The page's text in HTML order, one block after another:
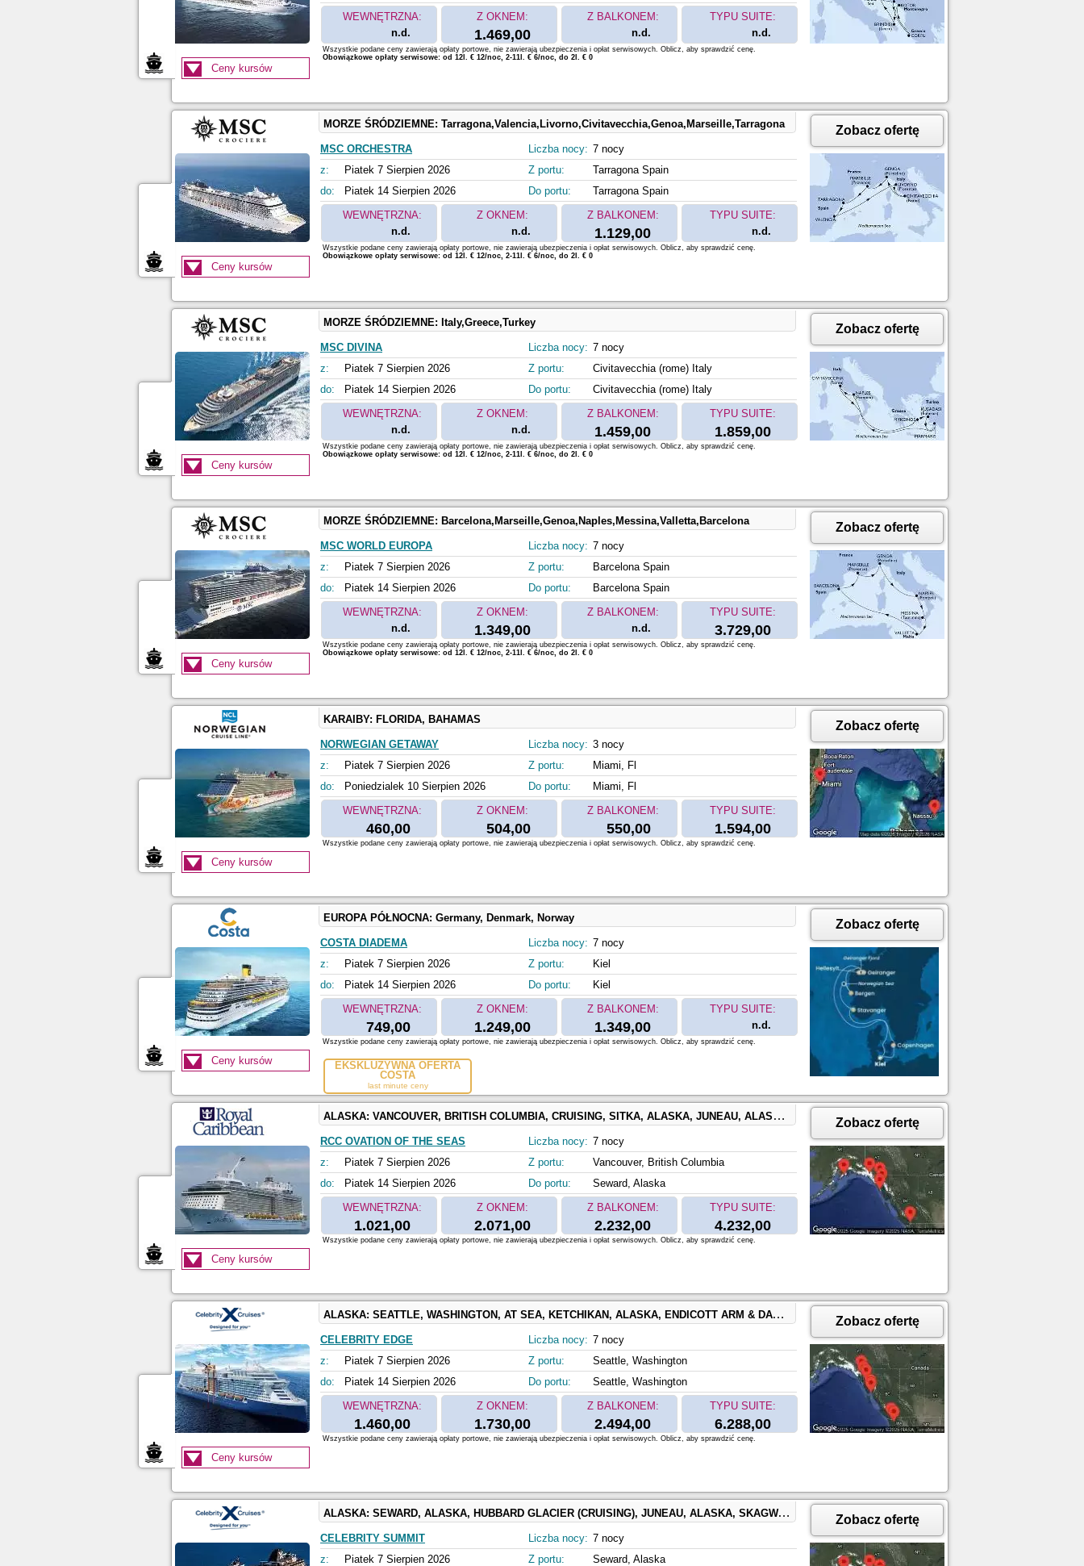
WEWNĘTRZNA:
n.d.
Z OKNEM:
1.469,00
Z BALKONEM:
n.d.
TYPU SUITE:
n.d.
Ceny kursów
Wszystkie podane ceny zawierają opłaty portowe, nie zawierają ubezpieczenia i opłat serwisowych. Oblicz, aby sprawdzić cenę.
Obowiązkowe opłaty serwisowe: od 12l. € 12/noc, 2-11l. € 6/noc, do 2l. € 0
MORZE ŚRÓDZIEMNE: Tarragona,Valencia,Livorno,Civitavecchia,Genoa,Marseille,Tarragona
MSC ORCHESTRA
z:
Piatek 7 Sierpien 2026
do:
Piatek 14 Sierpien 2026
Liczba nocy: 7 nocy
Z portu:
Tarragona Spain
Do portu:
Tarragona Spain
WEWNĘTRZNA:
n.d.
Z OKNEM:
n.d.
Z BALKONEM:
1.129,00
TYPU SUITE:
n.d.
Zobacz ofertę
Ceny kursów
Wszystkie podane ceny zawierają opłaty portowe, nie zawierają ubezpieczenia i opłat serwisowych. Oblicz, aby sprawdzić cenę.
Obowiązkowe opłaty serwisowe: od 12l. € 12/noc, 2-11l. € 6/noc, do 2l. € 0
MORZE ŚRÓDZIEMNE: Italy,Greece,Turkey
MSC DIVINA
z:
Piatek 7 Sierpien 2026
do:
Piatek 14 Sierpien 2026
Liczba nocy: 7 nocy
Z portu:
Civitavecchia (rome) Italy
Do portu:
Civitavecchia (rome) Italy
WEWNĘTRZNA:
n.d.
Z OKNEM:
n.d.
Z BALKONEM:
1.459,00
TYPU SUITE:
1.859,00
Zobacz ofertę
Ceny kursów
Wszystkie podane ceny zawierają opłaty portowe, nie zawierają ubezpieczenia i opłat serwisowych. Oblicz, aby sprawdzić cenę.
Obowiązkowe opłaty serwisowe: od 12l. € 12/noc, 2-11l. € 6/noc, do 2l. € 0
MORZE ŚRÓDZIEMNE: Barcelona,Marseille,Genoa,Naples,Messina,Valletta,Barcelona
MSC WORLD EUROPA
z:
Piatek 7 Sierpien 2026
do:
Piatek 14 Sierpien 2026
Liczba nocy: 7 nocy
Z portu:
Barcelona Spain
Do portu:
Barcelona Spain
WEWNĘTRZNA:
n.d.
Z OKNEM:
1.349,00
Z BALKONEM:
n.d.
TYPU SUITE:
3.729,00
Zobacz ofertę
Ceny kursów
Wszystkie podane ceny zawierają opłaty portowe, nie zawierają ubezpieczenia i opłat serwisowych. Oblicz, aby sprawdzić cenę.
Obowiązkowe opłaty serwisowe: od 12l. € 12/noc, 2-11l. € 6/noc, do 2l. € 0
KARAIBY: FLORIDA, BAHAMAS
NORWEGIAN GETAWAY
z:
Piatek 7 Sierpien 2026
do:
Poniedzialek 10 Sierpien 2026
Liczba nocy: 3 nocy
Z portu:
Miami, Fl
Do portu:
Miami, Fl
WEWNĘTRZNA:
460,00
Z OKNEM:
504,00
Z BALKONEM:
550,00
TYPU SUITE:
1.594,00
Zobacz ofertę
Ceny kursów
Wszystkie podane ceny zawierają opłaty portowe, nie zawierają ubezpieczenia i opłat serwisowych. Oblicz, aby sprawdzić cenę.
EUROPA PÓŁNOCNA: Germany, Denmark, Norway
COSTA DIADEMA
z:
Piatek 7 Sierpien 2026
do:
Piatek 14 Sierpien 2026
Liczba nocy: 7 nocy
Z portu:
Kiel
Do portu:
Kiel
WEWNĘTRZNA:
749,00
Z OKNEM:
1.249,00
Z BALKONEM:
1.349,00
TYPU SUITE:
n.d.
EKSKLUZYWNA OFERTA
COSTA
last minute ceny
Zobacz ofertę
Ceny kursów
Wszystkie podane ceny zawierają opłaty portowe, nie zawierają ubezpieczenia i opłat serwisowych. Oblicz, aby sprawdzić cenę.
ALASKA: VANCOUVER, BRITISH COLUMBIA, CRUISING, SITKA, ALASKA, JUNEAU, ALASKA, SKAGWAY, ALASKA, HUBBARD GLACIER (CRUISING), SEWARD, ALASKA
RCC OVATION OF THE SEAS
z:
Piatek 7 Sierpien 2026
do:
Piatek 14 Sierpien 2026
Liczba nocy: 7 nocy
Z portu:
Vancouver, British Columbia
Do portu:
Seward, Alaska
WEWNĘTRZNA:
1.021,00
Z OKNEM:
2.071,00
Z BALKONEM:
2.232,00
TYPU SUITE:
4.232,00
Zobacz ofertę
Ceny kursów
Wszystkie podane ceny zawierają opłaty portowe, nie zawierają ubezpieczenia i opłat serwisowych. Oblicz, aby sprawdzić cenę.
ALASKA: SEATTLE, WASHINGTON, AT SEA, KETCHIKAN, ALASKA, ENDICOTT ARM & DAWES GLACIER, JUNEAU, ALASKA, SKAGWAY, ALASKA, ALASKA INSIDE PASSAGE, VICTORIA, BRITISH COLUMBIA
CELEBRITY EDGE
z:
Piatek 7 Sierpien 2026
do:
Piatek 14 Sierpien 2026
Liczba nocy: 7 nocy
Z portu:
Seattle, Washington
Do portu:
Seattle, Washington
WEWNĘTRZNA:
1.460,00
Z OKNEM:
1.730,00
Z BALKONEM:
2.494,00
TYPU SUITE:
6.288,00
Zobacz ofertę
Ceny kursów
Wszystkie podane ceny zawierają opłaty portowe, nie zawierają ubezpieczenia i opłat serwisowych. Oblicz, aby sprawdzić cenę.
ALASKA: SEWARD, ALASKA, HUBBARD GLACIER (CRUISING), JUNEAU, ALASKA, SKAGWAY, ALASKA, ICY STRAIT POINT, ALASKA, KETCHIKAN, ALASKA, INSIDE PASSAGE (CRUISING), VANCOUVER, BRITISH COLUMBIA
CELEBRITY SUMMIT
z:
Piatek 7 Sierpien 2026
Liczba nocy: 7 nocy
Z portu:
Seward, Alaska
Zobacz ofertę